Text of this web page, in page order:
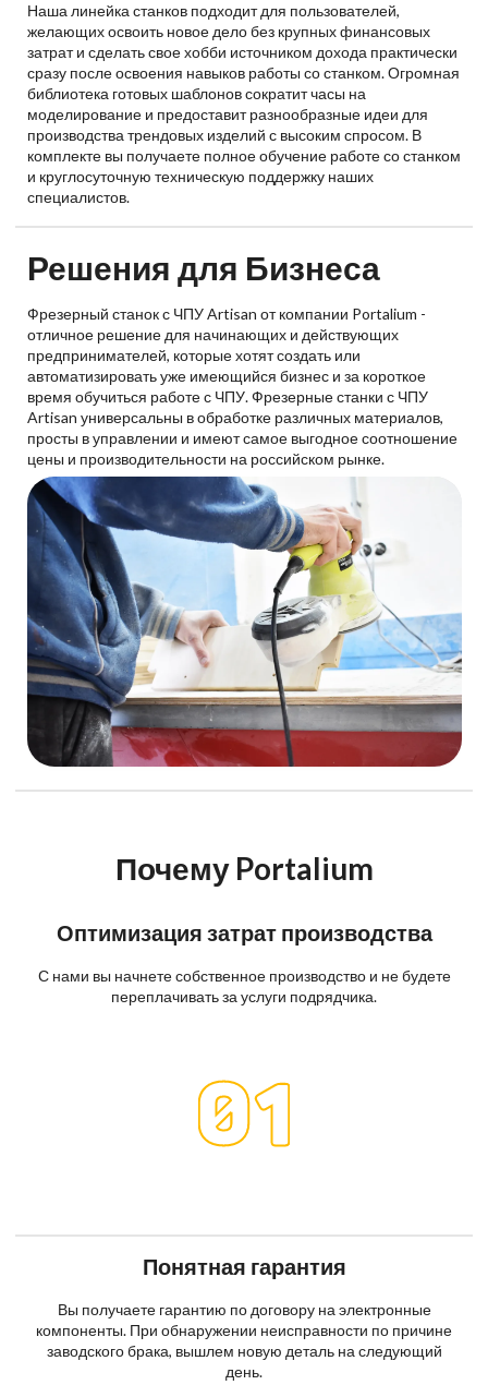
Наша линейка станков подходит для пользователей,
желающих освоить новое дело без крупных финансовых
затрат и сделать свое хобби источником дохода практически
сразу после освоения навыков работы со станком. Огромная
библиотека готовых шаблонов сократит часы на
моделирование и предоставит разнообразные идеи для
производства трендовых изделий с высоким спросом. В
комплекте вы получаете полное обучение работе со станком
и круглосуточную техническую поддержку наших
специалистов.
Решения для Бизнеса
Фрезерный станок с ЧПУ Artisan от компании Portalium -
отличное решение для начинающих и действующих
предпринимателей, которые хотят создать или
автоматизировать уже имеющийся бизнес и за короткое
время обучиться работе с ЧПУ. Фрезерные станки с ЧПУ
Artisan универсальны в обработке различных материалов,
просты в управлении и имеют самое выгодное соотношение
цены и производительности на российском рынке.
Почему Portalium
Оптимизация затрат производства
С нами вы начнете собственное производство и не будете
переплачивать за услуги подрядчика.
Понятная гарантия
Вы получаете гарантию по договору на электронные
компоненты. При обнаружении неисправности по причине
заводского брака, вышлем новую деталь на следующий
день.